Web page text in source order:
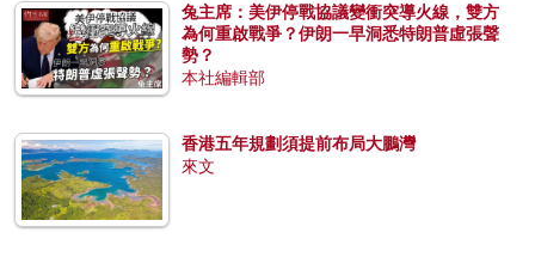
兔主席：美伊停戰協議變衝突導火線，雙方
為何重啟戰爭？伊朗一早洞悉特朗普虛張聲
勢？
本社編輯部
香港五年規劃須提前布局大鵬灣
來文